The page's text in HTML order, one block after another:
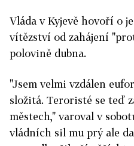
Vláda v Kyjevě hovoří o
vítězství od zahájení
polovině dubna.
"Jsem velmi vzdálen
složitá. Teroristé se teď
městech," varoval v
vládních sil mu prý ale